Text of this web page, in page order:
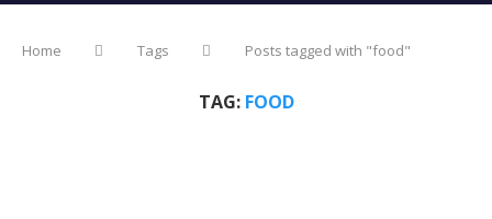
Home Tags Posts tagged with "food"
TAG: FOOD